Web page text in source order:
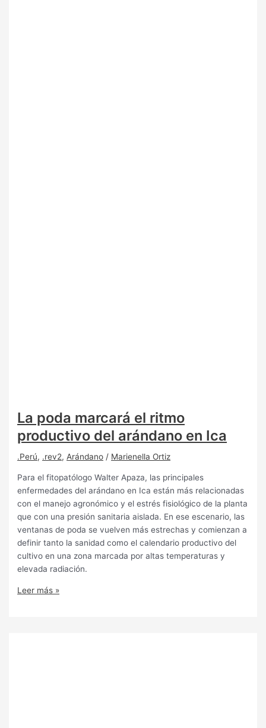
La poda marcará el ritmo
productivo del arándano en Ica
.Perú, .rev2,Arándano / Marienella Ortiz
Para el fitopatólogo Walter Apaza, las principales
enfermedades del arándano en Ica están más relacionadas
con el manejo agronómico y el estrés fisiológico de la planta
que con una presión sanitaria aislada. En ese escenario, las
ventanas de poda se vuelven más estrechas y comienzan a
definir tanto la sanidad como el calendario productivo del
cultivo en una zona marcada por altas temperaturas y
elevada radiación.
Leer más »